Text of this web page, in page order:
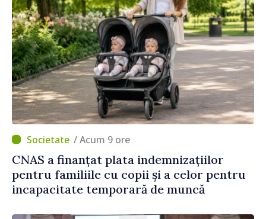
/ Acum 9 ore
CNAS a finanțat plata indemnizațiilor
pentru familiile cu copii și a celor pentru
incapacitate temporară de muncă